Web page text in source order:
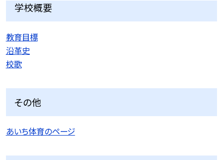
学校概要
教育目標
沿革史
校歌
その他
あいち体育のページ